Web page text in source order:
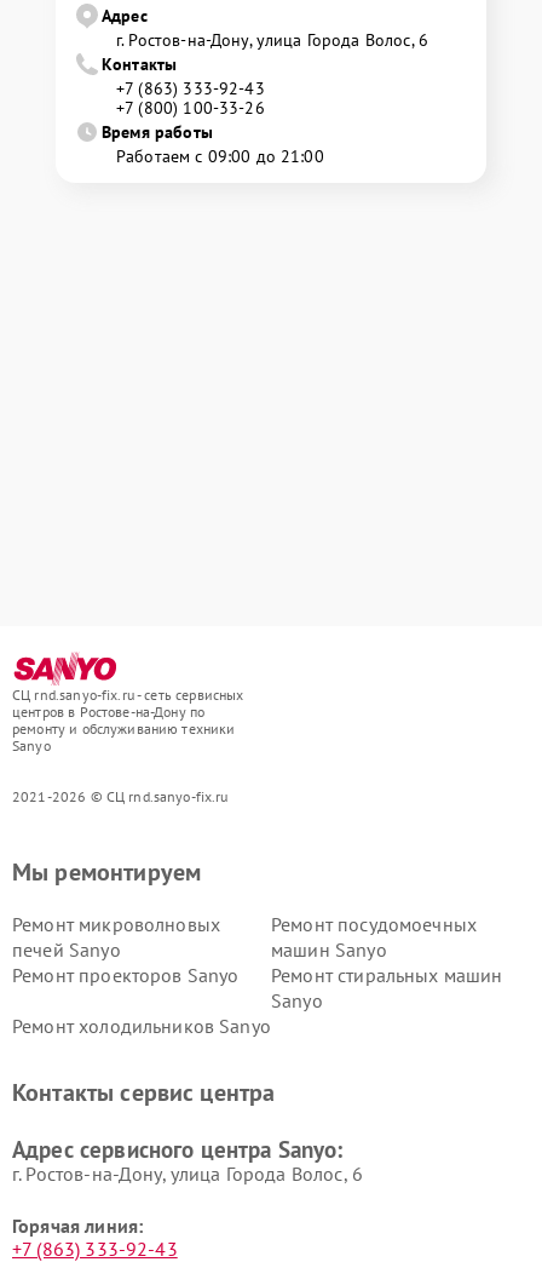
Адрес
г. Ростов-на-Дону, улица Города Волос, 6
Контакты
+7 (863) 333-92-43
+7 (800) 100-33-26
Время работы
Работаем с 09:00 до 21:00
СЦ rnd.sanyo-fix.ru - сеть сервисных
центров в Ростове-на-Дону по
ремонту и обслуживанию техники
Sanyo
2021-2026 © СЦ rnd.sanyo-fix.ru
Мы ремонтируем
Ремонт микроволновых
печей Sanyo
Ремонт посудомоечных
машин Sanyo
Ремонт проекторов Sanyo
Ремонт стиральных машин
Sanyo
Ремонт холодильников Sanyo
Контакты сервис центра
Адрес сервисного центра Sanyo:
г. Ростов-на-Дону, улица Города Волос, 6
Горячая линия:
+7 (863) 333-92-43